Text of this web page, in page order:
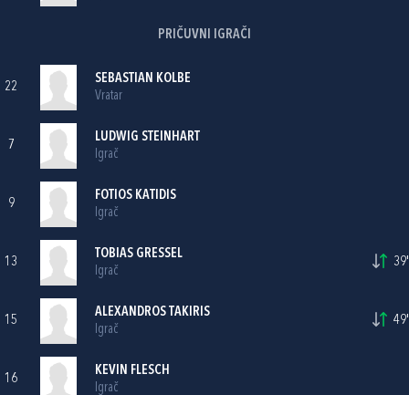
PRIČUVNI IGRAČI
22
SEBASTIAN KOLBE
Vratar
7
LUDWIG STEINHART
Igrač
9
FOTIOS KATIDIS
Igrač
13
TOBIAS GRESSEL
Igrač
39'
15
ALEXANDROS TAKIRIS
Igrač
49'
16
KEVIN FLESCH
Igrač